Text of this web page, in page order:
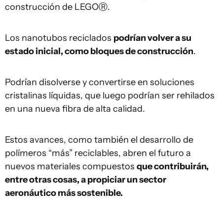
construcción de LEGOⓇ.
Los nanotubos reciclados podrían volver a su
estado inicial, como bloques de construcción.
Podrían disolverse y convertirse en soluciones
cristalinas líquidas, que luego podrían ser rehilados
en una nueva fibra de alta calidad.
Estos avances, como también el desarrollo de
polímeros “más” reciclables, abren el futuro a
nuevos materiales compuestos que contribuirán,
entre otras cosas, a propiciar un sector
aeronáutico más sostenible.